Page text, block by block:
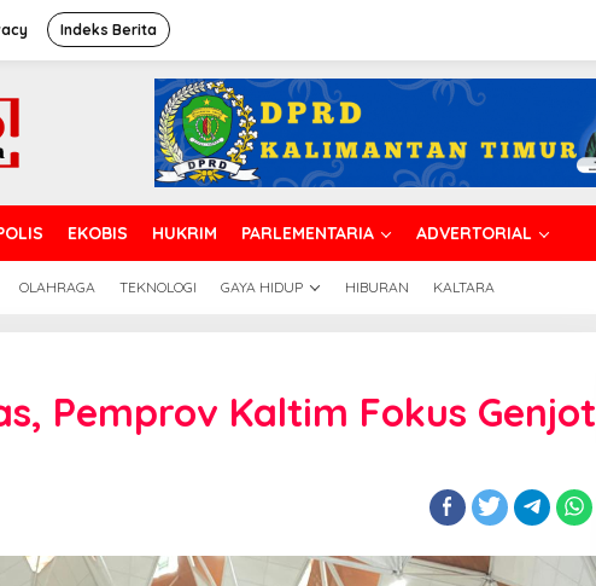
Indeks Berita
EKOBIS HUKRIM PARLEMENTARIA ADVERTORIAL
OLAHRAGA TEKNOLOGI GAYA HIDUP HIBURAN KALTARA
Pemprov Kaltim Fokus Genjot